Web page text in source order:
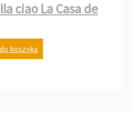
ciao La Casa de
koszyka